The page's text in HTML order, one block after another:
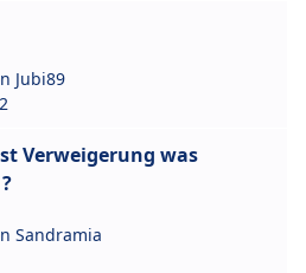
Jubi89
Verweigerung was
Sandramia